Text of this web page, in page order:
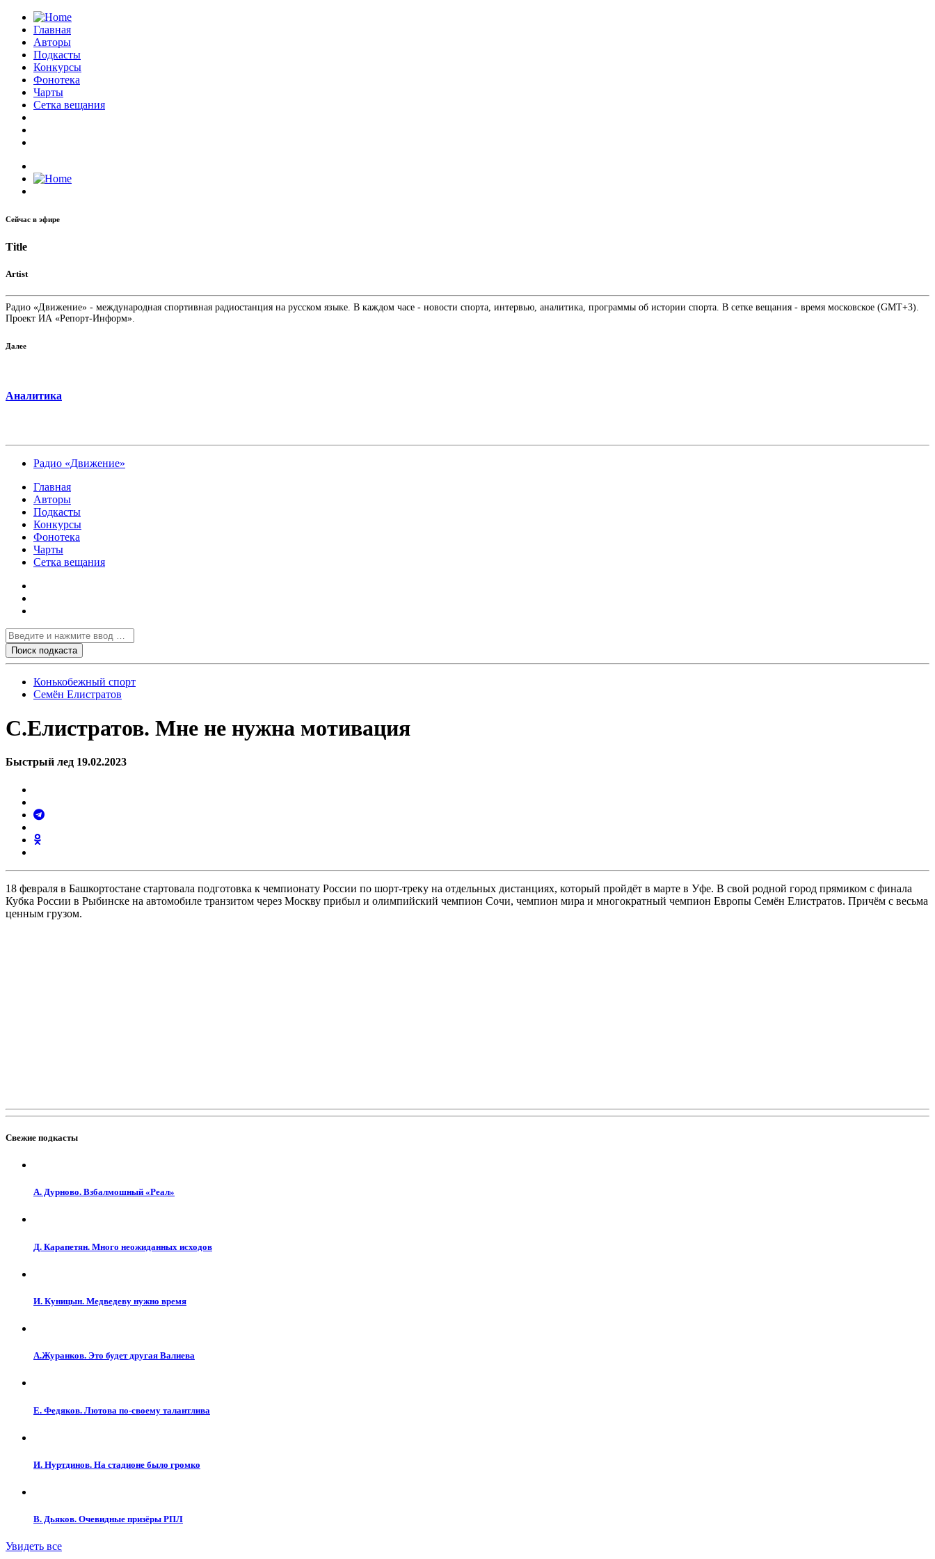
Главная
Авторы
Подкасты
Конкурсы
Фонотека
Чарты
Сетка вещания
Сейчас в эфире
Title
Artist
Радио «Движение» - международная спортивная радиостанция на русском языке. В каждом часе - новости спорта, интервью, аналитика, программы об истории спорта. В сетке вещания - время московское (GMT+3).
Проект ИА «Репорт-Информ».
Далее
Аналитика
Радио «Движение»
Главная
Авторы
Подкасты
Конкурсы
Фонотека
Чарты
Сетка вещания
Конькобежный спорт
Семён Елистратов
С.Елистратов. Мне не нужна мотивация
Быстрый лед 19.02.2023
18 февраля в Башкортостане стартовала подготовка к чемпионату России по шорт-треку на отдельных дистанциях, который пройдёт в марте в Уфе. В свой родной город прямиком с финала
Кубка России в Рыбинске на автомобиле транзитом через Москву прибыл и олимпийский чемпион Сочи, чемпион мира и многократный чемпион Европы Семён Елистратов. Причём с весьма
ценным грузом.
Свежие подкасты
А. Дурново. Взбалмошный «Реал»
Д. Карапетян. Много неожиданных исходов
И. Куницын. Медведеву нужно время
А.Журанков. Это будет другая Валиева
Е. Федяков. Лютова по-своему талантлива
И. Нуртдинов. На стадионе было громко
В. Дьяков. Очевидные призёры РПЛ
Увидеть все